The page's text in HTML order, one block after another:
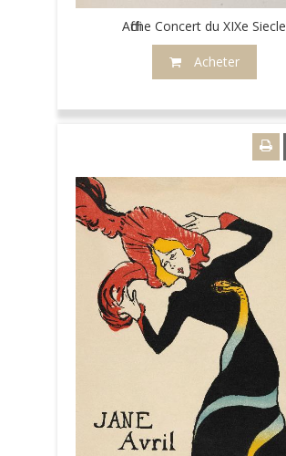
Affiche Concert du XIXe Siecle
Acheter